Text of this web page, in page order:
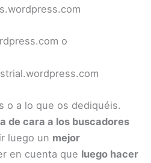
o
o a lo que os dediquéis.
de cara a los buscadores
luego un mejor
en cuenta que luego hacer